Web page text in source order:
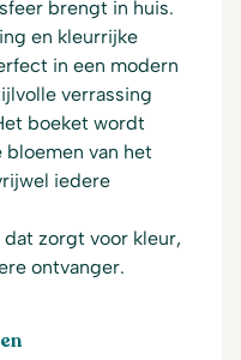
brengt in huis.
en kleurrijke
in een modern
verrassing
boeket wordt
van het
iedere
zorgt voor kleur,
ontvanger.